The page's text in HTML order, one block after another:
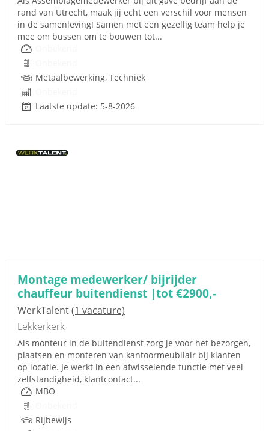
rand van Utrecht, maak jij echt een verschil voor mensen
in de samenleving! Samen met een gezellig team help je
mee om bussen om te bouwen tot...
Metaalbewerking, Techniek
Laatste update: 5-8-2026
Montage medewerker/ bijrijder
chauffeur buitendienst |tot €2900,-
WerkTalent(1 vacature)
Lekkerkerk
Als monteur in de buitendienst zorg je voor het bezorgen,
plaatsen en monteren van kantoormeubilair bij klanten
op locatie. Je werkt in een afwisselende functie met veel
zelfstandigheid, klantcontact...
MBO
Rijbewijs